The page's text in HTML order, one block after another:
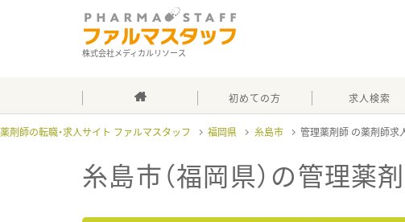
株式会社メディカルリソース
初めての方 求人検索
薬剤師の転職・求人サイト ファルマスタッフ 福岡県 糸島市 管理薬剤師
糸島市（福岡県）の管理薬